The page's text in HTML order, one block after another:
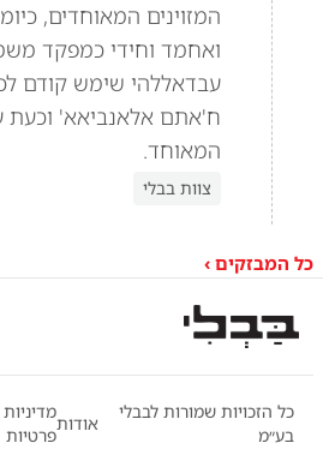
המזוינים המאוחדים,
ואחמד וחידי כמפקד
עבדאללהי שימש קודם
ח'אתם אלאנביאא' וכעת
המאוחד.
צוות בבלי
כל המבזקים ›
כל הזכויות שמורות לבבלי
בע״מ
אודות
מדיניות
פרטיות